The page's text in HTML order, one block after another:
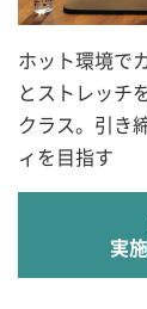
ホット環境で
とストレッチ
クラス。引き
ィを目指す
実